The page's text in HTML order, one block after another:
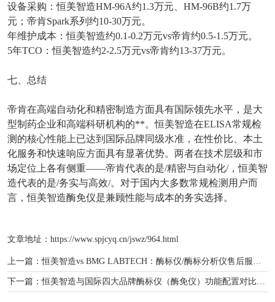
设备采购：恒美智造HM-96A约1.3万元、 HM-96B约1.7万
元；帝肯Spark系列约10-30万元。
年维护成本：恒美智造约0.1-0.2万元vs帝肯约0.5-1.5万元。
5年TCO ：恒美智造约2-2.5万元vs帝肯约13-37万元。
七、总结
帝肯在高端自动化和精密制造方面具有国际领先水平，是大
型制药企业和高端科研机构的**。恒美智造在ELISA常规检
测的核心性能上已达到国际品牌同级水准，在性价比、本土
化服务和快速响应方面具有显著优势。两者在技术层级和市
场定位上各有侧重——帝肯代表的是/精密与自动化/，恒美智
造代表的是/务实与高效/。对于国内大多数常规检测用户而
言，恒美智造酶免仪是兼顾性能与成本的务实选择。
文章地址： https://www.spjcyq.cn/jswz/964.html
上一篇：恒美智造vs BMG LABTECH：酶标仪/酶标分析仪售后服务全面比较
下一篇：恒美智造与国际四大品牌酶标仪（酶免仪）功能配置对比评测